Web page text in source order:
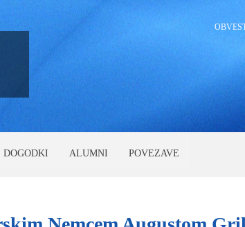
DOGODKI ALUMNI POVEZAVE